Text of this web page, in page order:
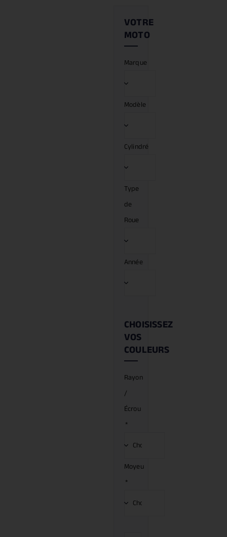
Marque
Modèle
Cylindré
Type
de
Roue
Année
CHOISISSEZ
VOS
COULEURS
Rayon
/
Écrou
*
Moyeu
*